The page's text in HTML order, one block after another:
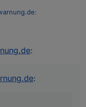
:
:
: